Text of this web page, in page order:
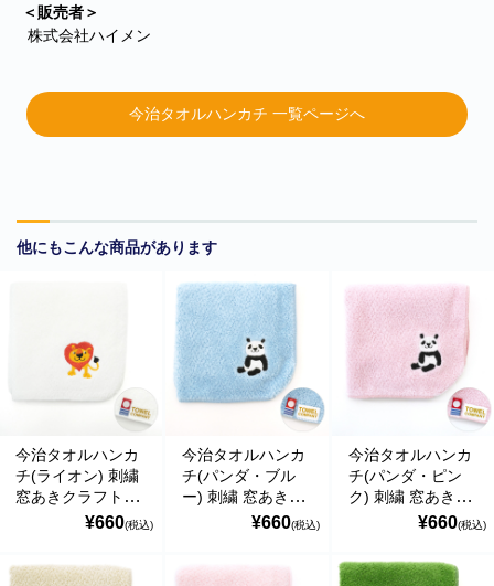
＜販売者＞
株式会社ハイメン
今治タオルハンカチ 一覧ページへ
他にもこんな商品があります
今治タオルハンカ
チ(ライオン) 刺繍
窓あきクラフト平
袋入り ハイメン
¥660(税込)
今治タオルハンカ
チ(パンダ・ブル
ー) 刺繍 窓あきク
ラフト平袋入り ハ
¥660(税込)
今治タオルハンカ
チ(パンダ・ピン
ク) 刺繍 窓あきク
ラフト平袋入り ハ
¥660(税込)
**年末年始休業日のお知らせ** 誠に勝手ではございますが、2024
年12月31日～2025年1月5日まで休業させていただきます。年内出
荷は12月30日 13:00ご注文分まで、年始は1月6日より開始いたしま
しては、1月6日より順次対応させていただきます。お客様にはご不
便をおかけ致しますが、何卒ご了承くださいますようお願い申し上
げます。
であるかのように装い、「Marco-Line」からの荷物が配送される旨